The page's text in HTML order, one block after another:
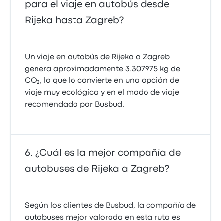
para el viaje en autobús desde
Rijeka hasta Zagreb?
Un viaje en autobús de Rijeka a Zagreb
genera aproximadamente 3.307975 kg de
CO₂, lo que lo convierte en una opción de
viaje muy ecológica y en el modo de viaje
recomendado por Busbud.
¿Cuál es la mejor compañía de
autobuses de Rijeka a Zagreb?
Según los clientes de Busbud, la compañía de
autobuses mejor valorada en esta ruta es